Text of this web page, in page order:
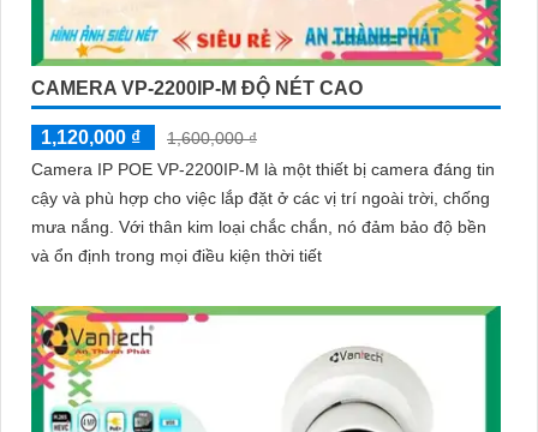
CAMERA VP-2200IP-M ĐỘ NÉT CAO
1,120,000 ₫
1,600,000 ₫
Camera IP POE VP-2200IP-M là một thiết bị camera đáng tin
cậy và phù hợp cho việc lắp đặt ở các vị trí ngoài trời, chống
mưa nắng. Với thân kim loại chắc chắn, nó đảm bảo độ bền
và ổn định trong mọi điều kiện thời tiết